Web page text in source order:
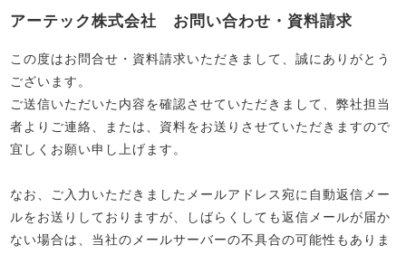
アーテック株式会社 お問い合わせ・資料請求
この度はお問合せ・資料請求いただきまして、誠にありがとう
ございます。
ご送信いただいた内容を確認させていただきまして、弊社担当
者よりご連絡、または、資料をお送りさせていただきますので
宜しくお願い申し上げます。
なお、ご入力いただきましたメールアドレス宛に自動返信メー
ルをお送りしておりますが、しばらくしても返信メールが届か
ない場合は、当社のメールサーバーの不具合の可能性もありま